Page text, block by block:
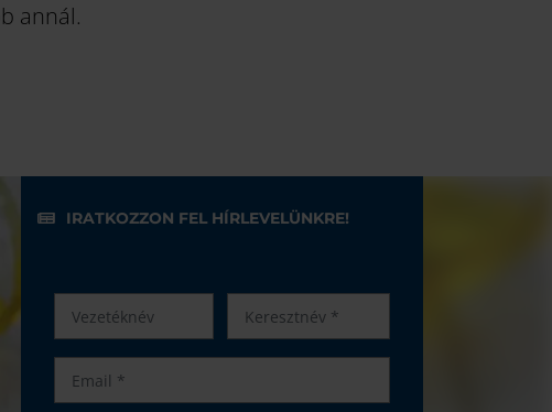
annál.
IRATKOZZON FEL HÍRLEVELÜNKRE!